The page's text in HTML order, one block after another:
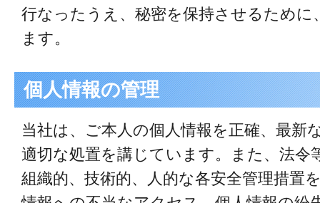
行なったうえ、秘密を保持させるために
ます。
個人情報の管理
当社は、ご本人の個人情報を正確、最新
適切な処置を講じています。また、法令
組織的、技術的、人的な各安全管理措置